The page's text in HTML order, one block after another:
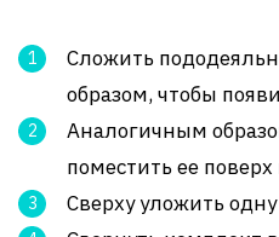
Сложить
образом, чтобы
Аналогичным
поместить ее
Сверху уложить